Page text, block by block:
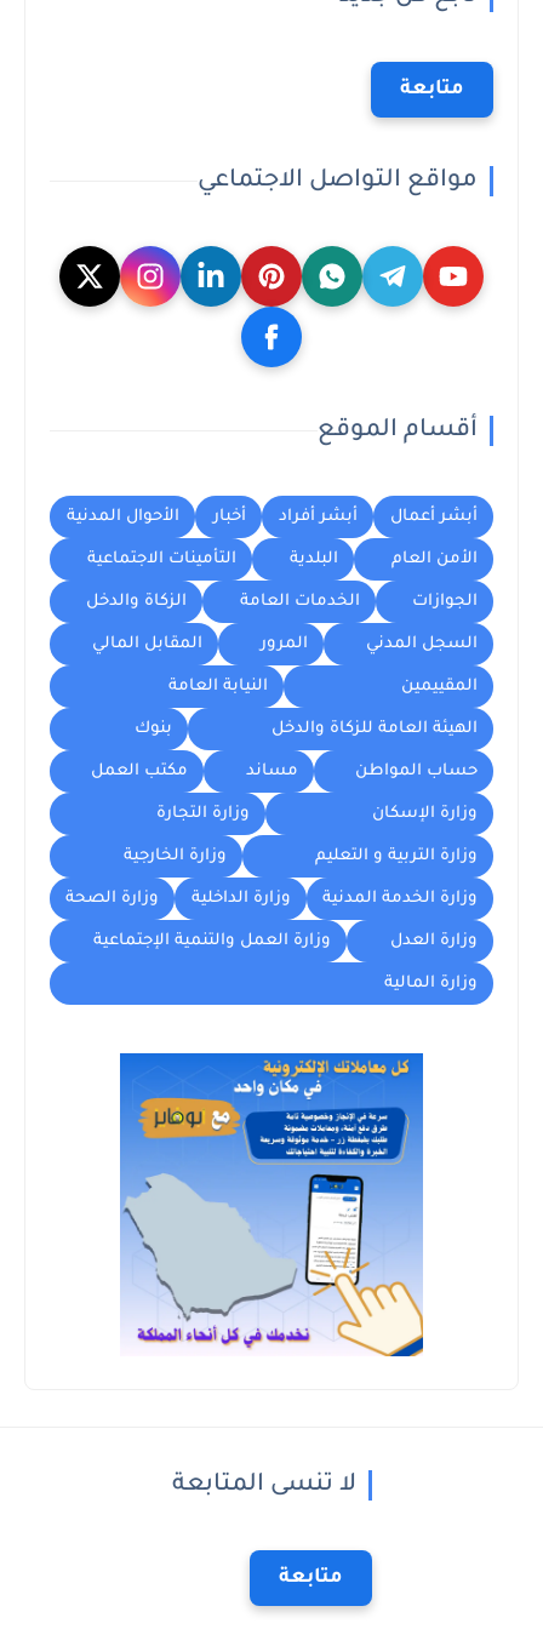
متابعة
مواقع التواصل الاجتماعي
أقسام الموقع
أبشر أعمال أبشر أفراد أخبار الأحوال المدنية
الأمن العام البلدية التأمينات الاجتماعية
الجوازات الخدمات العامة الزكاة والدخل
السجل المدني المرور المقابل المالي
المقييمين النيابة العامة
الهيئة العامة للزكاة والدخل بنوك
حساب المواطن مساند مكتب العمل
وزارة الإسكان وزارة التجارة
وزارة التربية و التعليم وزارة الخارجية
وزارة الخدمة المدنية وزارة الداخلية وزارة الصحة
وزارة العدل وزارة العمل والتنمية الإجتماعية
وزارة المالية
لا تنسى المتابعة
متابعة